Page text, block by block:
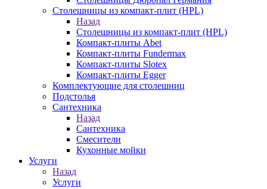
Столешницы из компакт-плит (HPL)
Назад
Столешницы из компакт-плит (HPL)
Компакт-плиты Abet
Компакт-плиты Fundermax
Компакт-плиты Slotex
Компакт-плиты Egger
Комплектующие для столешниц
Подстолья
Сантехника
Назад
Сантехника
Смесители
Кухонные мойки
Услуги
Назад
Услуги